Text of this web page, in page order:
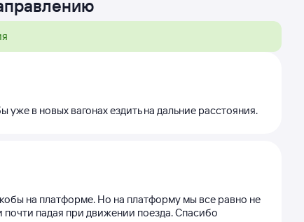
в новых вагонах ездить на дальние расстояния.
на платформе. Но на платформу мы все равно не
падая при движении поезда. Спасибо